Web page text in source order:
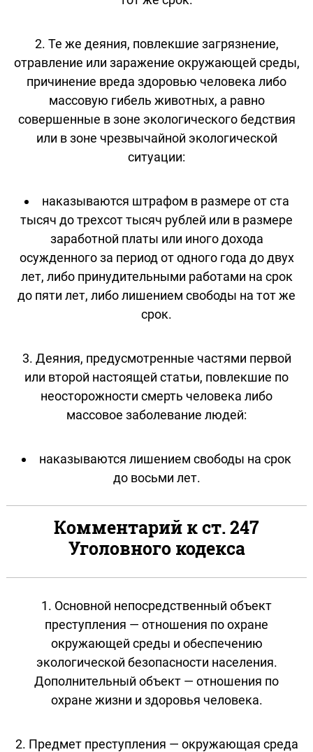
2. Те же деяния, повлекшие загрязнение,
отравление или заражение окружающей среды,
причинение вреда здоровью человека либо
массовую гибель животных, а равно
совершенные в зоне экологического бедствия
или в зоне чрезвычайной экологической
ситуации:
наказываются штрафом в размере от ста
тысяч до трехсот тысяч рублей или в размере
заработной платы или иного дохода
осужденного за период от одного года до двух
лет, либо принудительными работами на срок
до пяти лет, либо лишением свободы на тот же
срок.
3. Деяния, предусмотренные частями первой
или второй настоящей статьи, повлекшие по
неосторожности смерть человека либо
массовое заболевание людей:
наказываются лишением свободы на срок
до восьми лет.
Комментарий к ст. 247
Уголовного кодекса
1. Основной непосредственный объект
преступления — отношения по охране
окружающей среды и обеспечению
экологической безопасности населения.
Дополнительный объект — отношения по
охране жизни и здоровья человека.
2. Предмет преступления — окружающая среда